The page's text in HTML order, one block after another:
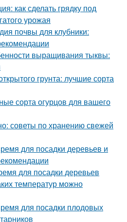
как сделать грядку под
урожая
почвы для клубники:
выращивания тыквы:
грунта: лучшие сорта
сорта огурцов для вашего
советы по хранению свежей
для посадки деревьев и
для посадки деревьев
температур можно
для посадки плодовых